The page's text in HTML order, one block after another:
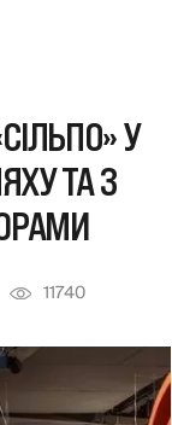
У
ТА З
11740